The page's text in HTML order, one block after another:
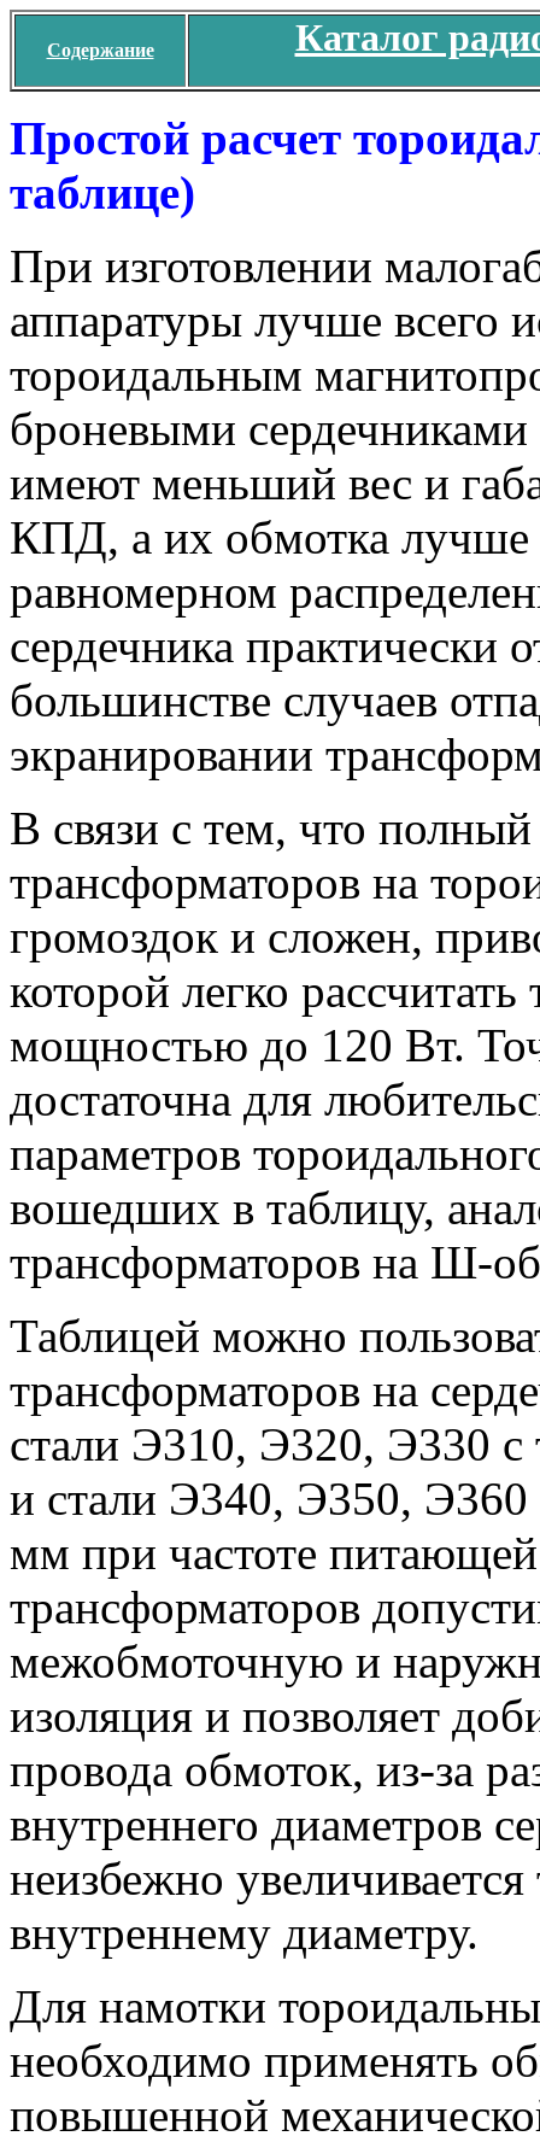
Содержание Каталог
Простой расчет
таблице)
При изготовлении
аппаратуры лучше всего
тороидальным
броневыми
имеют меньший вес и
КПД, а их обмотка лучше
равномерном
сердечника практически
большинстве случаев
экранировании
В связи с тем, что
трансформаторов на
громоздок и сложен,
которой легко
мощностью до 120 Вт.
достаточна для
параметров
вошедших в таблицу,
трансформаторов на Ш-
Таблицей можно
трансформаторов на
стали Э310, Э320, Э330
и стали Э340, Э350,
мм при частоте
трансформаторов
межобмоточную и
изоляция и позволяет
провода обмоток, из-за
внутреннего диаметров
неизбежно
внутреннему диаметру.
Для намотки
необходимо применять
повышенной